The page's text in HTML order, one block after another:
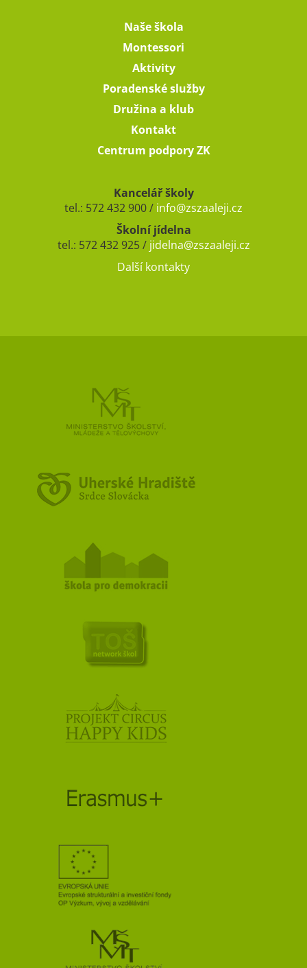
Naše škola
Montessori
Aktivity
Poradenské služby
Družina a klub
Kontakt
Centrum podpory ZK
Kancelář školy
tel.: 572 432 900 / info@zszaaleji.cz
Školní jídelna
tel.: 572 432 925 / jidelna@zszaaleji.cz
Další kontakty